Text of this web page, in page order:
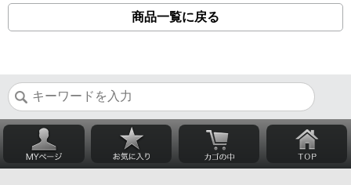
商品一覧に戻る